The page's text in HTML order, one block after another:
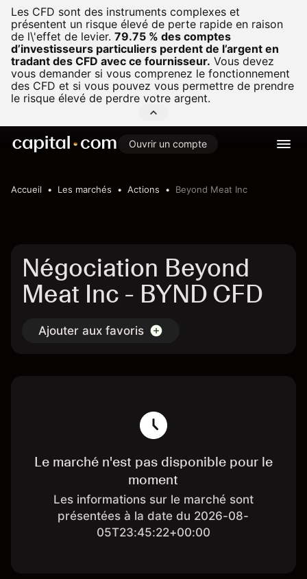
Les CFD sont des instruments complexes et
présentent un risque élevé de perte rapide en raison
de l\'effet de levier. 79.75 % des comptes
d’investisseurs particuliers perdent de l’argent en
tradant des CFD avec ce fournisseur. Vous devez
vous demander si vous comprenez le fonctionnement
des CFD et si vous pouvez vous permettre de prendre
le risque élevé de perdre votre argent.
Ouvrir un compte
Accueil Les marchés Actions Beyond Meat Inc
Négociation Beyond
Meat Inc - BYND CFD
Ajouter aux favoris
Le marché n'est pas disponible pour le
moment
Les informations sur le marché sont
présentées à la date du 2026-08-
05T23:45:22+00:00